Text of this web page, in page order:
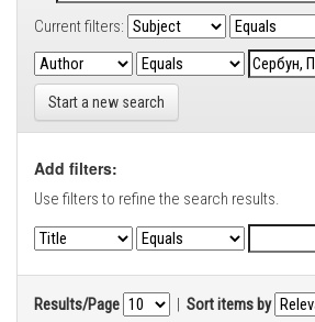
Current filters:
Start a new search
Add filters:
Use filters to refine the search results.
Results/Page | Sort items by